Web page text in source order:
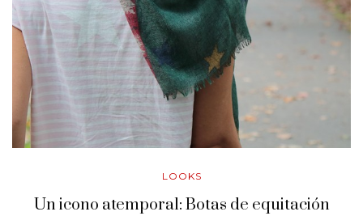
LOOKS
Un icono atemporal: Botas de equitación